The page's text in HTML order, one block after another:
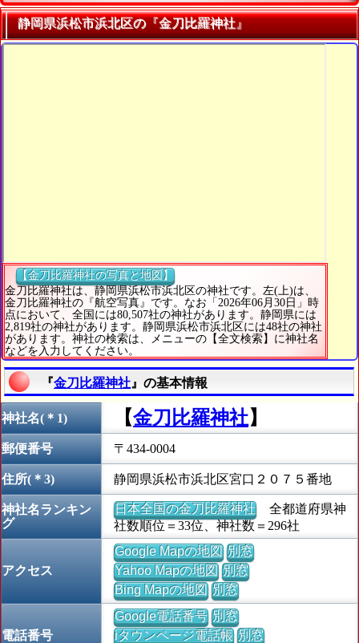
静岡県浜松市浜北区の『金刀比羅神社』
【金刀比羅神社の写真と地図】
金刀比羅神社は、静岡県浜松市浜北区の神社です。左(上)は、
金刀比羅神社の『航空写真』です。なお「2026年06月30日」時
点において、全国には80,507社の神社があります。静岡県には
2,819社の神社があります。静岡県浜松市浜北区には48社の神社
があります。神社の検索は、メニューの【全文検索】に神社名
などを入力してください。
『金刀比羅神社 』の基本情報
神社名(＊1) 【金刀比羅神社】
郵便番号 〒434-0004
住所(＊3) 静岡県浜松市浜北区宮口２０７５番地
神社名ランキン
グ
日本全国の金刀比羅神社全都道府県神
社数順位＝33位、神社数＝296社
アクセス
Google Mapの地図 別窓
Yahoo Mapの地図 別窓
Bing Mapの地図 別窓
電話番号
Google電話番号 別窓
iタウンページ電話帳 別窓